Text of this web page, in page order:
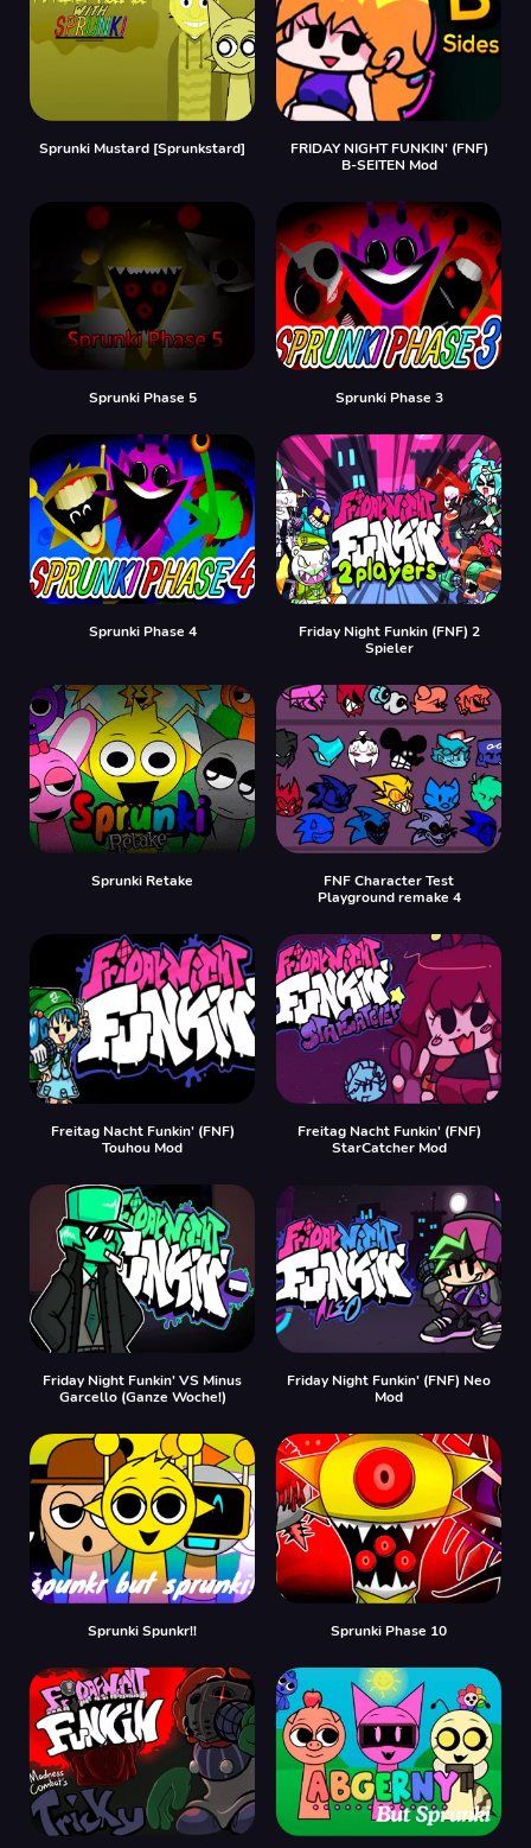
Sprunki Mustard [Sprunkstard]
FRIDAY NIGHT FUNKIN' (FNF)
B-SEITEN Mod
Sprunki Phase 5 Sprunki Phase 3
Sprunki Phase 4
Friday Night Funkin (FNF) 2
Spieler
Sprunki Retake
FNF Character Test
Playground remake 4
Freitag Nacht Funkin' (FNF)
Touhou Mod
Freitag Nacht Funkin' (FNF)
StarCatcher Mod
Friday Night Funkin' VS Minus
Garcello (Ganze Woche!)
Friday Night Funkin' (FNF) Neo
Mod
Sprunki Spunkr!! Sprunki Phase 10